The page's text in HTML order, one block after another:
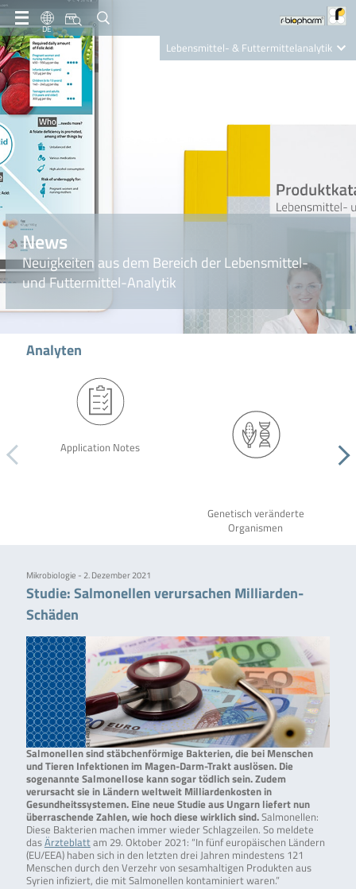
DE
Lebensmittel- & Futtermittelanalytik
Nutrition Care
News
Neuigkeiten aus dem Bereich der Lebensmittel-
und Futtermittel-Analytik
Analyten
Application Notes
Genetisch veränderte
Organismen
Mikrobiologie - 2. Dezember 2021
Studie: Salmonellen verursachen Milliarden-
Schäden
Salmonellen sind stäbchenförmige Bakterien, die bei Menschen
und Tieren Infektionen im Magen-Darm-Trakt auslösen. Die
sogenannte Salmonellose kann sogar tödlich sein. Zudem
verursacht sie in Ländern weltweit Milliardenkosten in
Gesundheitssystemen. Eine neue Studie aus Ungarn liefert nun
überraschende Zahlen, wie hoch diese wirklich sind.Salmonellen:
Diese Bakterien machen immer wieder Schlagzeilen. So meldete
dasÄrzteblattam 29. Oktober 2021: “In fünf europäischen Ländern
(EU/EEA) haben sich in den letzten drei Jahren mindestens 121
Menschen durch den Verzehr von sesamhaltigen Produkten aus
Syrien infiziert, die mit Salmonellen kontaminiert waren.”